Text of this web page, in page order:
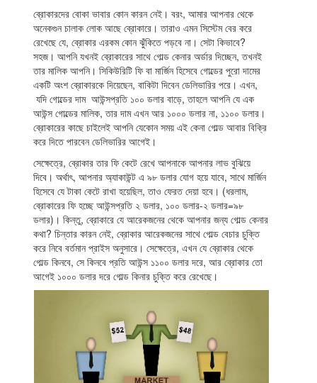
ব্রোকারদের বোকা ভাবার কোন কারন নেই। বরং, আমার আপনার থেকে
অনেকগুন চালাক লোক আছে ব্রোকারে। তারাও এমন সিস্টেম বের করে
রেখেছে যে, ব্রোকার এরকম কোন ঝুঁকিতে পড়বে না। সেটা কিভাবে?
সহজ। আপনি যখনই ব্রোকারের সাথে গোল্ড কেনার অর্ডার দিচ্ছেন, তখনই
তার মালিক আপনি। সিকিউরিটি ফি বা মার্জিন হিসেবে গোল্ডের পুরো দামের
একটি অংশ ব্রোকারকে দিয়েছেন, বাকিটা দিবেন ডেলিভারির পরে। এখন,
যদি গোল্ডের দাম আউন্সপ্রতি ১০০ ডলার বাড়ে, তাহলে আপনি যে এক
আউন্স গোল্ডের মালিক, তার দাম এখন আর ১০০০ ডলার না, ১১০০ ডলার।
ব্রোকারের কাছে চাইলেই আপনি যেকোন সময় এই কেনা গোল্ড আবার বিক্রি
করে দিতে পারবেন ডেলিভারির আগেই।
সেক্ষেত্রে, ব্রোকার তার ফি কেটে রেখে আপনাকে আপনার লাভ বুঝিয়ে
দিবে। অর্থাৎ, আপনার অ্যাকাউন্ট এ ৯৮ ডলার যোগ হয়ে যাবে, সাথে মার্জিন
হিসেবে যে টাকা কেটে রাখা হয়েছিল, তাও ফেরত দেয়া হবে। (ধরলাম,
ব্রোকারের ফি হচ্ছে আউন্সপ্রতি ২ ডলার, ১০০ ডলার-২ ডলার=৯৮
ডলার)। কিন্তু, ব্রোকারে যে আরেকজনের থেকে আপনার জন্য গোল্ড কেনার
কথা? চিন্তার কারন নেই, ব্রোকার আরেকজনের সাথে গোল্ড বেচার চুক্তি
করে নিবে বর্তমান প্রাইস অনুসারে। সেক্ষেত্রে, এখন যে ব্রোকার থেকে
গোল্ড কিনবে, সে কিনবে প্রতি আউন্স ১১০০ ডলার দরে, আর ব্রোকার তো
আগেই ১০০০ ডলার দরে গোল্ড কিনার চুক্তি করে রেখেছে।